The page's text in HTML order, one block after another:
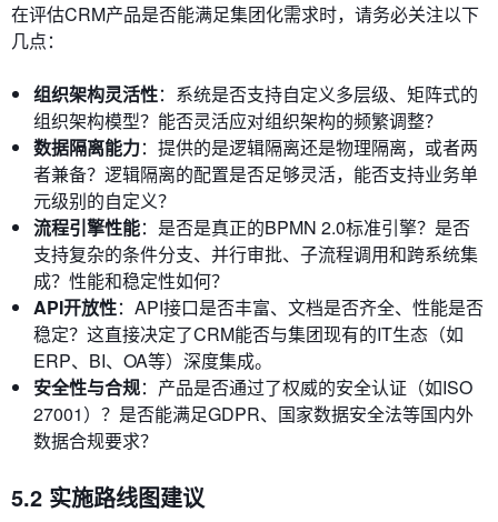
在评估CRM产品是否能满足集团化需求时，请务必关注以下
几点：
组织架构灵活性：系统是否支持自定义多层级、矩阵式的
组织架构模型？能否灵活应对组织架构的频繁调整？
数据隔离能力：提供的是逻辑隔离还是物理隔离，或者两
者兼备？逻辑隔离的配置是否足够灵活，能否支持业务单
元级别的自定义？
流程引擎性能：是否是真正的BPMN 2.0标准引擎？是否
支持复杂的条件分支、并行审批、子流程调用和跨系统集
成？性能和稳定性如何？
API开放性：API接口是否丰富、文档是否齐全、性能是否
稳定？这直接决定了CRM能否与集团现有的IT生态（如
ERP、BI、OA等）深度集成。
安全性与合规：产品是否通过了权威的安全认证（如ISO
27001）？是否能满足GDPR、国家数据安全法等国内外
数据合规要求？
5.2 实施路线图建议